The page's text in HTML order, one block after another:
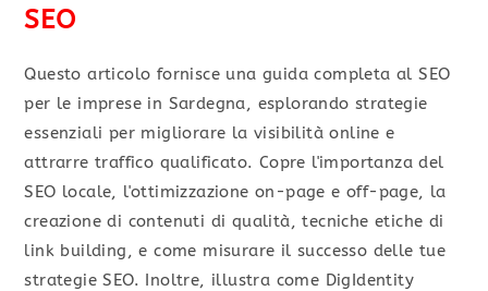
SEO
Questo articolo fornisce una guida completa al SEO
per le imprese in Sardegna, esplorando strategie
essenziali per migliorare la visibilità online e
attrarre traffico qualificato. Copre l'importanza del
SEO locale, l'ottimizzazione on-page e off-page, la
creazione di contenuti di qualità, tecniche etiche di
link building, e come misurare il successo delle tue
strategie SEO. Inoltre, illustra come DigIdentity